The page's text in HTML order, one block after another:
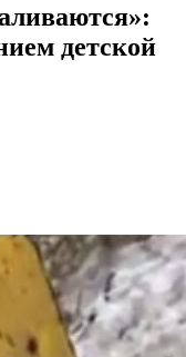
детской